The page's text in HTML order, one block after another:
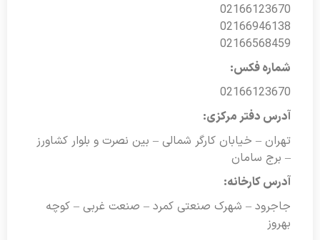
02166123670
02166946138
02166568459
شماره فکس:
02166123670
آدرس دفتر مرکزی:
تهران – خیابان کارگر شمالی – بین نصرت و بلوار کشاورز
– برج سامان
آدرس کارخانه:
جاجرود – شهرک صنعتی کمرد – صنعت غربی – کوچه
بهروز